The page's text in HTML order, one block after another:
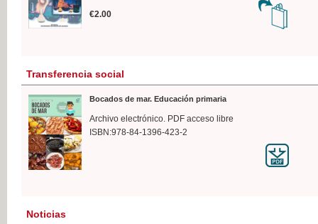
€2.00
Transferencia social
Bocados de mar. Educación primaria
Archivo electrónico. PDF acceso libre
ISBN:978-84-1396-423-2
Noticias